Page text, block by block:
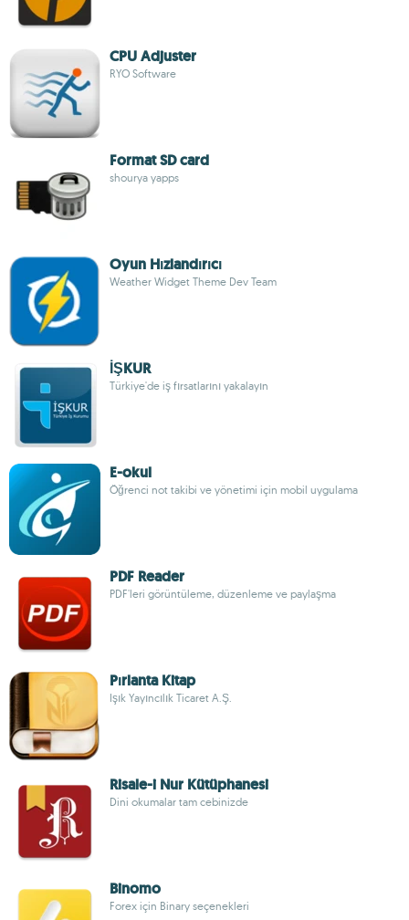
CPU Adjuster
RYO Software
Format SD card
shourya yapps
Oyun Hızlandırıcı
Weather Widget Theme Dev Team
İŞKUR
Türkiye'de iş fırsatlarını yakalayın
E-okul
Öğrenci not takibi ve yönetimi için mobil uygulama
PDF Reader
PDF'leri görüntüleme, düzenleme ve paylaşma
Pırlanta Kitap
Işık Yayıncılık Ticaret A.Ş.
Risale-i Nur Kütüphanesi
Dini okumalar tam cebinizde
Binomo
Forex için Binary seçenekleri